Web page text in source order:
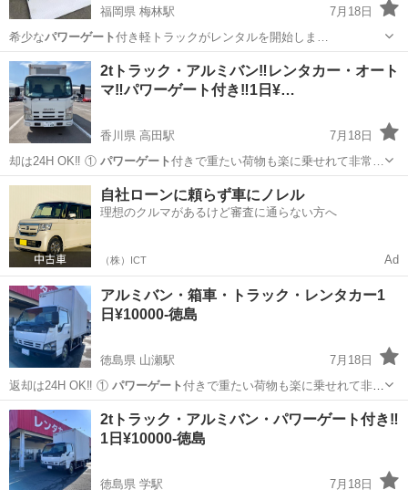
福岡県 梅林駅
7月18日
希少なパワーゲート付き軽トラックがレンタルを開始しま…
福岡 福岡市 梅林駅 パワーゲート
2tトラック・アルミバン‼️レンタカー・オート
マ‼️パワーゲート付き‼️1日¥…
香川県 高田駅
7月18日
却は24H OK‼️ ① パワーゲート付きで重たい荷物も楽に乗せれて非常…
香川 高松市 高田駅 引っ越し
自社ローンに頼らず車にノレル
理想のクルマがあるけど審査に通らない方へ
（株）ICT Ad
アルミバン・箱車・トラック・レンタカー1
日¥10000-徳島
徳島県 山瀬駅
7月18日
️返却は24H OK‼️ ① パワーゲート付きで重たい荷物も楽に乗せれて非
常…
徳島 阿波市 山瀬駅 レンタカー
2tトラック・アルミバン・パワーゲート付き‼️
1日¥10000-徳島
徳島県 学駅 7月18日